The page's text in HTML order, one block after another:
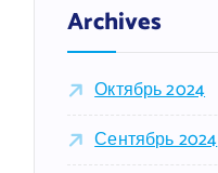
Archives
Октябрь 2024
Сентябрь 2024